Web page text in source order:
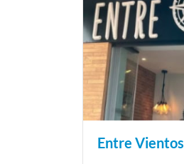
Entre Vientos